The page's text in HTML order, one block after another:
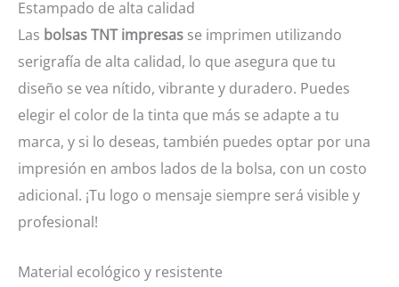
Estampado de alta calidad
Las bolsas TNT impresas se imprimen utilizando
serigrafía de alta calidad, lo que asegura que tu
diseño se vea nítido, vibrante y duradero. Puedes
elegir el color de la tinta que más se adapte a tu
marca, y si lo deseas, también puedes optar por una
impresión en ambos lados de la bolsa, con un costo
adicional. ¡Tu logo o mensaje siempre será visible y
profesional!
Material ecológico y resistente